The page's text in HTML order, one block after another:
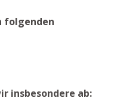
folgenden
insbesondere ab: